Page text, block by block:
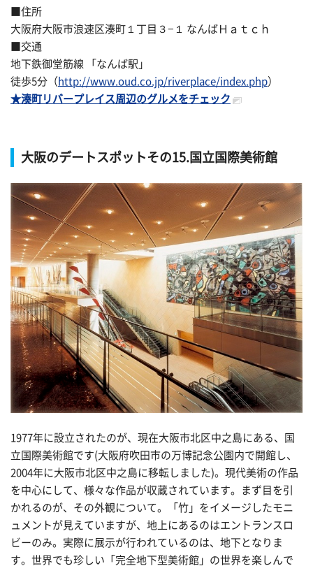
■住所
大阪府大阪市浪速区湊町１丁目３−１ なんばＨａｔｃｈ
■交通
地下鉄御堂筋線 「なんば駅」
徒歩5分（ http://www.oud.co.jp/riverplace/index.php）
★湊町リバープレイス周辺のグルメをチェック
大阪のデートスポットその15.国立国際美術館
1977年に設立されたのが、現在大阪市北区中之島にある、国
立国際美術館です(大阪府吹田市の万博記念公園内で開館し、
2004年に大阪市北区中之島に移転しました)。現代美術の作品
を中心にして、様々な作品が収蔵されています。まず目を引
かれるのが、その外観について。「竹」をイメージしたモニ
ュメントが見えていますが、地上にあるのはエントランスロ
ビーのみ。実際に展示が行われているのは、地下となりま
す。世界でも珍しい「完全地下型美術館」の世界を楽しんで